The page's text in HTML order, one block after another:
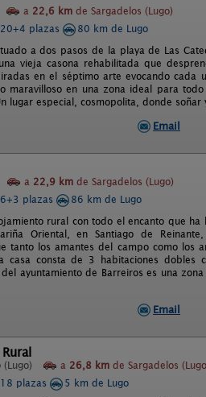
a 22,6 km de Sargadelos (Lugo)
20+4 plazas
80 km de Lugo
a dos pasos de la playa de Las
vieja casona rehabilitada que
en el séptimo arte evocando cada
maravilloso en una zona ideal para
lugar especial, cosmopolita, donde
Email
a 22,9 km de Sargadelos (Lugo)
6+3 plazas
86 km de Lugo
rural con todo el encanto que
Oriental, en Santiago de
tanto los amantes del campo como
casa consta de 3 habitaciones dobles
ayuntamiento de Barreiros es una
Email
(Lugo) a 26,8 km de Sargadelos
18 plazas
5 km de Lugo